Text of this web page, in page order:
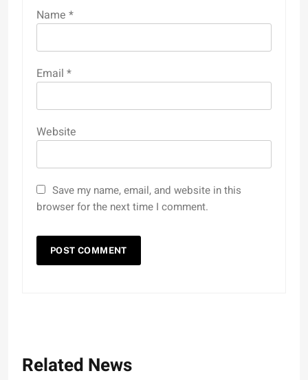
Name *
Email *
Website
Save my name, email, and website in this
browser for the next time I comment.
Related News